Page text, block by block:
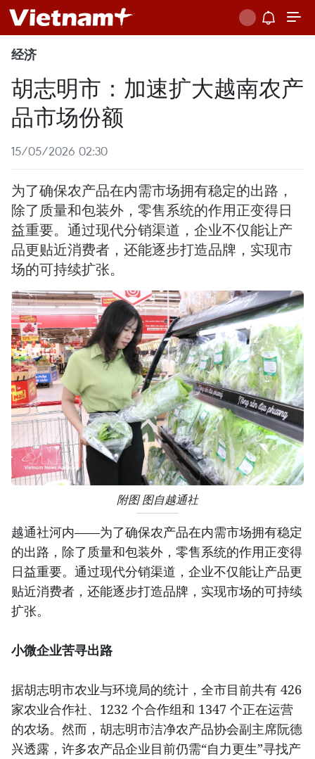
经济
胡志明市：加速扩大越南农产
品市场份额
15/05/2026 02:30
为了确保农产品在内需市场拥有稳定的出路，
除了质量和包装外，零售系统的作用正变得日
益重要。通过现代分销渠道，企业不仅能让产
品更贴近消费者，还能逐步打造品牌，实现市
场的可持续扩张。
附图 图自越通社
越通社河内——为了确保农产品在内需市场拥有稳定
的出路，除了质量和包装外，零售系统的作用正变得
日益重要。通过现代分销渠道，企业不仅能让产品更
贴近消费者，还能逐步打造品牌，实现市场的可持续
扩张。
小微企业苦寻出路
据胡志明市农业与环境局的统计，全市目前共有 426
家农业合作社、1232 个合作组和 1347 个正在运营
的农场。然而，胡志明市洁净农产品协会副主席阮德
兴透露，许多农产品企业目前仍需“自力更生”寻找产